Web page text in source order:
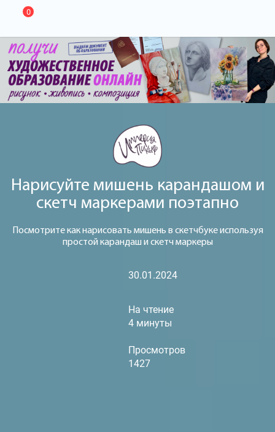
0
Нарисуйте мишень карандашом и
скетч маркерами поэтапно
Посмотрите как нарисовать мишень в скетчбуке используя
простой карандаш и скетч маркеры
30.01.2024
На чтение
4 минуты
Просмотров
1427